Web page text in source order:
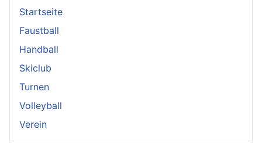
Startseite
Faustball
Handball
Skiclub
Turnen
Volleyball
Verein